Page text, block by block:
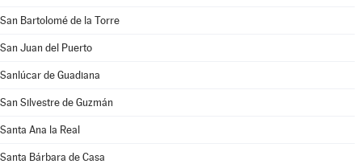
San Bartolomé de la Torre
San Juan del Puerto
Sanlúcar de Guadiana
San Silvestre de Guzmán
Santa Ana la Real
Santa Bárbara de Casa